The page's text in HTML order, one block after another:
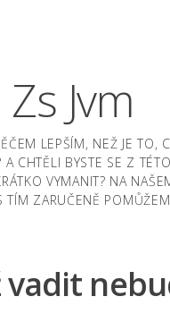
Zs Jvm
LEPŠÍM, NEŽ JE TO,
A CHTĚLI BYSTE SE Z
VYMANIT? NA
TÍM ZARUČENĚ
vadit